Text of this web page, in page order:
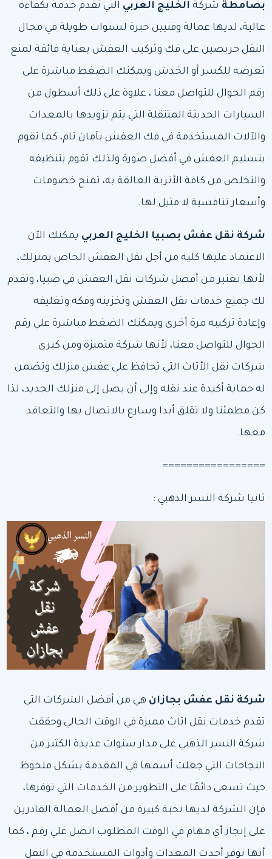
بصامطة شركة الخليج العربي التي تقدم خدمة بكفاءة
عالية، لديها عمالة وفنيين خبرة لسنوات طويلة في مجال
النقل حريصين على فك وتركيب العفش بعناية فائقة لمنع
تعرضه للكسر أو الخدش ويمكنك الضغط مباشرة علي
رقم الجوال للتواصل معنا ، علاوة على ذلك أسطول من
السيارات الحديثة المتنقلة التي يتم تزويدها بالمعدات
والآلات المستخدمة في فك العفش بآمان تام، كما تقوم
بتسليم العفش في أفضل صورة ولذلك تقوم بتنظيفه
والتخلص من كافة الأتربة العالقة به، تمنح خصومات
وأسعار تنافسية لا مثيل لها.
شركة نقل عفش بصبيا الخليج العربي يمكنك الآن
الاعتماد عليها كلية من أجل نقل العفش الخاص بمنزلك،
لأنها تعتبر من أفضل شركات نقل العفش في صبيا، وتقدم
لك جميع خدمات نقل العفش وتخزينه وفكه وتغليفه
وإعادة تركيبه مرة أخرى ويمكنك الضغط مباشرة علي رقم
الجوال للتواصل معنا، لأنها شركة متميزة ومن كبرى
شركات نقل الأثاث التي تحافظ على عفش منزلك وتضمن
له حماية أكيدة عند نقله وإلى أن يصل إلى منزلك الجديد، لذا
كن مطمئنا ولا تقلق أبدا وسارع بالاتصال بها والتعاقد
معها.
=================
ثانيا شركة النسر الذهبي :
شركة نقل عفش بجازان هي من أفضل الشركات التي
تقدم خدمات نقل اثاث مميزة في الوقت الحالي وحققت
شركة النسر الذهبي على مدار سنوات عديدة الكثير من
النجاحات التي جعلت أسمها في المقدمة بشكل ملحوظ
حيث تسعى دائمًا على التطوير من الخدمات التي توفرها،
فإن الشركة لديها نخبة كبيرة من أفضل العمالة القادرين
على إنجاز أي مهام في الوقت المطلوب اتصل علي رقم ، كما
أنها توفر أحدث المعدات وأدوات المستخدمة في النقل